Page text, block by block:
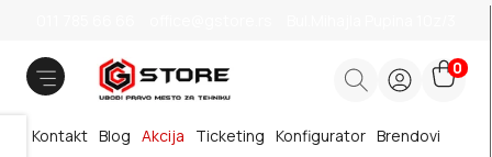
0
Brendovi
Blog Akcija
Kontakt Ticketing Konfigurator